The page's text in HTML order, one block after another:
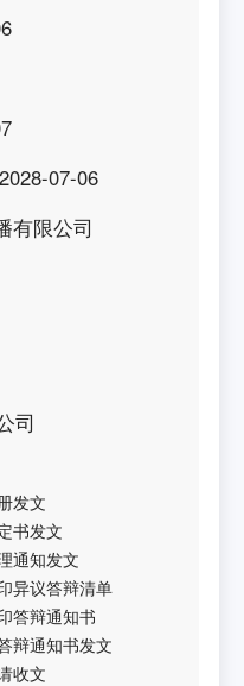
07-06
有限公司
司
发文
书发文
通知发文
异议答辩清单
答辩通知书
辩通知书发文
收文